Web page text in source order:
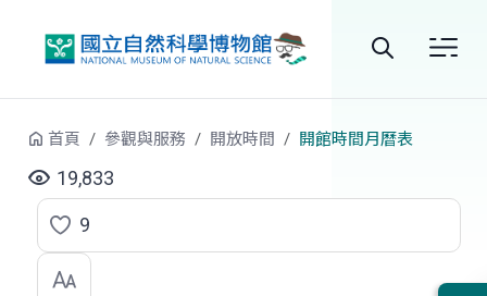
站
尋
首頁 參觀與服務 開放時間 開館時間月曆表
19,833
點
選
9